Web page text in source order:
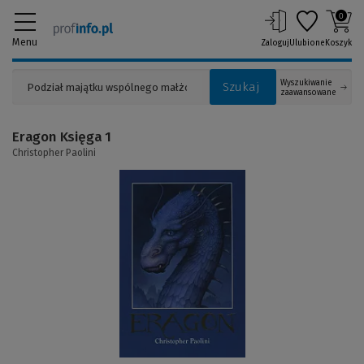
Menu
Szukaj
Wyszukiwanie
zaawansowane
ZalogujUlubione
0
Koszyk
Eragon Księga 1
Christopher Paolini